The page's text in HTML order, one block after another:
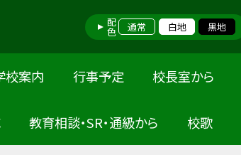
配色 通常 白地 黒地
校案内 行事予定 校長室から
教育相談・SR・通級から 校歌